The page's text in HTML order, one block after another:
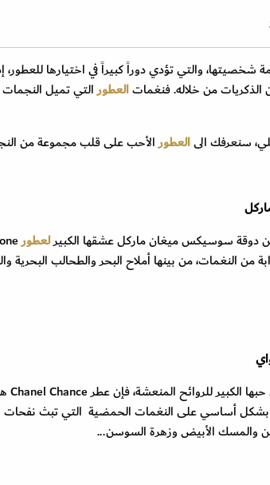
شخصيتها، والتي تؤدي دوراً كبيراً في اختيارها
من خلاله. فنغماتالعطورالتي تميل
سنعرفك الىالعطورالأحب على قلب مجموعة من
دوقة سوسيكس ميغان ماركل عشقها الكبيرلعطور
من النغمات، من بينها أملاح البحر والطحالب
حبها الكبير للروائح المنعشة، فإن عطرChanel Chance
بشكل أساسي على النغمات الحمضية التي تبث نفحات
والمسك الأبيض وزهرة السوسن...